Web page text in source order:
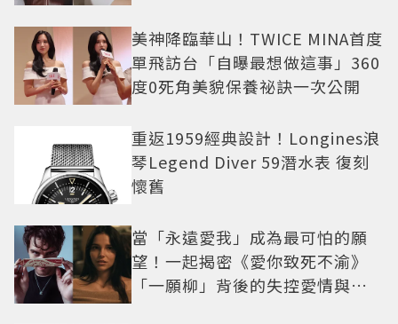
美神降臨華山！TWICE MINA首度
單飛訪台「自曝最想做這事」360
度0死角美貌保養祕訣一次公開
重返1959經典設計！Longines浪
琴Legend Diver 59潛水表 復刻
懷舊
當「永遠愛我」成為最可怕的願
望！一起揭密《愛你致死不渝》
「一願柳」背後的失控愛情與爆